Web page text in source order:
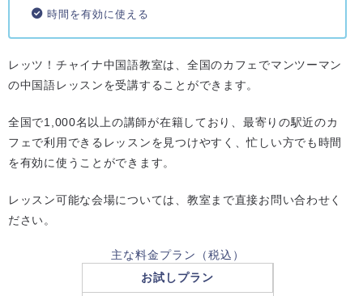
時間を有効に使える
レッツ！チャイナ中国語教室は、全国のカフェでマンツーマン
の中国語レッスンを受講することができます。
全国で1,000名以上の講師が在籍しており、最寄りの駅近のカ
フェで利用できるレッスンを見つけやすく、忙しい方でも時間
を有効に使うことができます。
レッスン可能な会場については、教室まで直接お問い合わせく
ださい。
主な料金プラン（税込）
お試しプラン